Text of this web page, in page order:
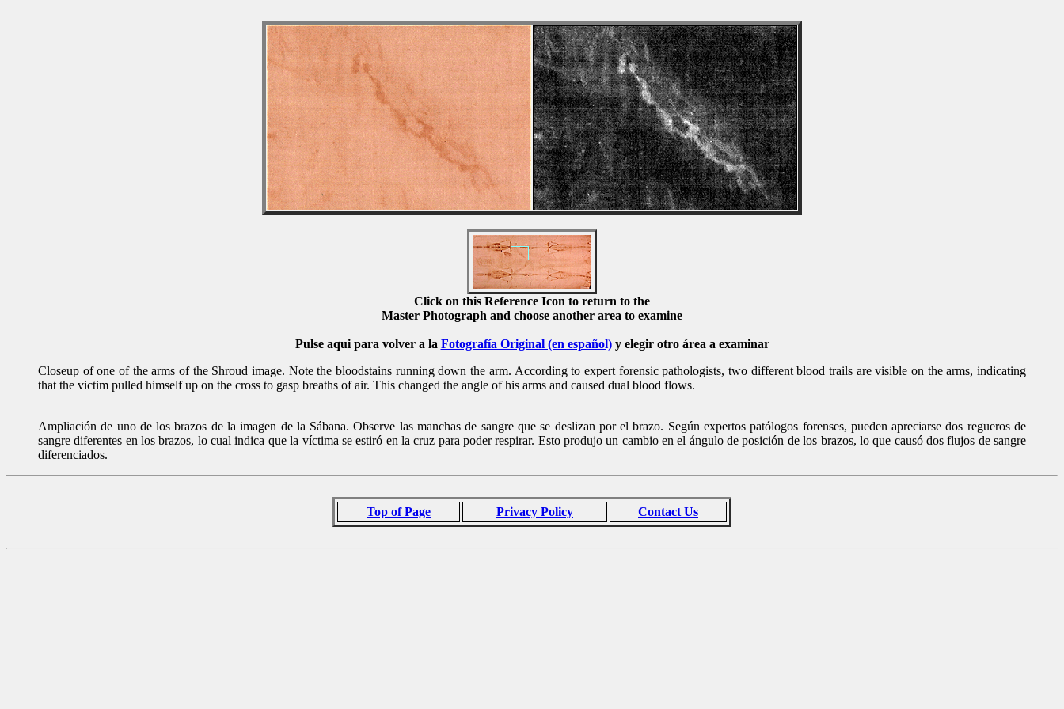
Click on this Reference Icon to return to the
Master Photograph and choose another area to examine
Pulse aqui para volver a la Fotografía Original (en español)y elegir otro área a examinar
Closeup of one of the arms of the Shroud image. Note the bloodstains running down the arm. According to expert forensic pathologists, two different blood trails are visible on the arms, indicating
that the victim pulled himself up on the cross to gasp breaths of air. This changed the angle of his arms and caused dual blood flows.
Ampliación de uno de los brazos de la imagen de la Sábana. Observe las manchas de sangre que se deslizan por el brazo. Según expertos patólogos forenses, pueden apreciarse dos regueros de
sangre diferentes en los brazos, lo cual indica que la víctima se estiró en la cruz para poder respirar. Esto produjo un cambio en el ángulo de posición de los brazos, lo que causó dos flujos de sangre
diferenciados.
Top of Page Privacy Policy Contact Us